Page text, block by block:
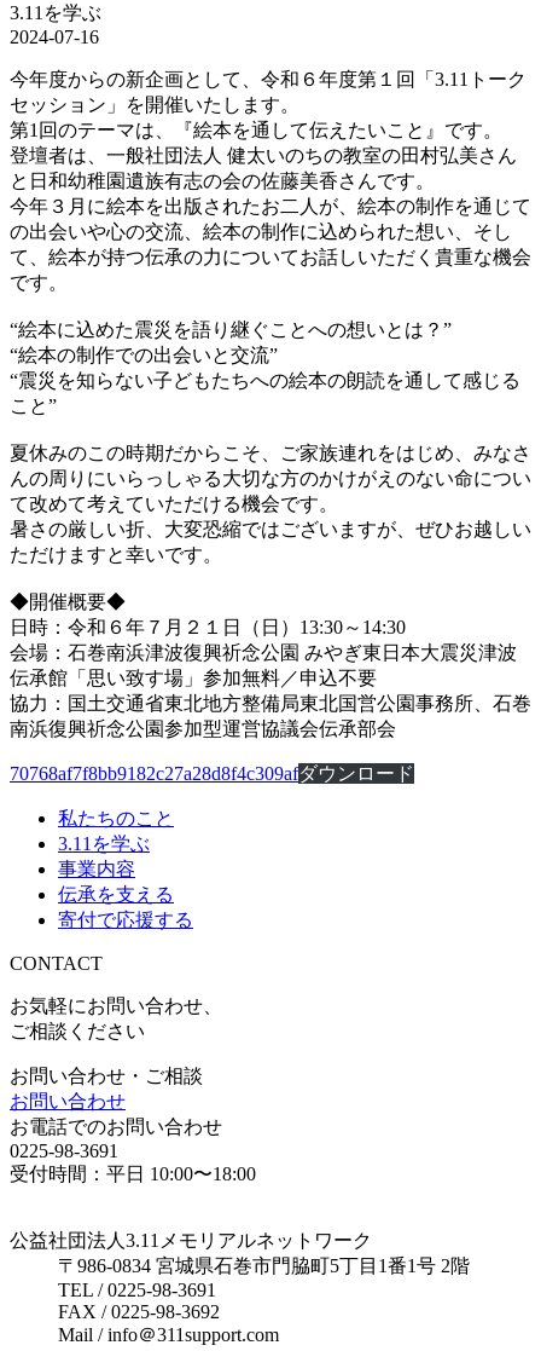
3.11を学ぶ
2024-07-16
今年度からの新企画として、令和６年度第１回「3.11トーク
セッション」を開催いたします。
第1回のテーマは、『絵本を通して伝えたいこと』です。
登壇者は、一般社団法人 健太いのちの教室の田村弘美さん
と日和幼稚園遺族有志の会の佐藤美香さんです。
今年３月に絵本を出版されたお二人が、絵本の制作を通じて
の出会いや心の交流、絵本の制作に込められた想い、そし
て、絵本が持つ伝承の力についてお話しいただく貴重な機会
です。
“絵本に込めた震災を語り継ぐことへの想いとは？”
“絵本の制作での出会いと交流”
“震災を知らない子どもたちへの絵本の朗読を通して感じる
こと”
夏休みのこの時期だからこそ、ご家族連れをはじめ、みなさ
んの周りにいらっしゃる大切な方のかけがえのない命につい
て改めて考えていただける機会です。
暑さの厳しい折、大変恐縮ではございますが、ぜひお越しい
ただけますと幸いです。
◆開催概要◆
日時：令和６年７月２１日（日）13:30～14:30
会場：石巻南浜津波復興祈念公園 みやぎ東日本大震災津波
伝承館「思い致す場」参加無料／申込不要
協力：国土交通省東北地方整備局東北国営公園事務所、石巻
南浜復興祈念公園参加型運営協議会伝承部会
70768af7f8bb9182c27a28d8f4c309afダウンロード
私たちのこと
3.11を学ぶ
事業内容
伝承を支える
寄付で応援する
CONTACT
お気軽にお問い合わせ、
ご相談ください
お問い合わせ・ご相談
お問い合わせ
お電話でのお問い合わせ
0225-98-3691
受付時間：平日 10:00〜18:00
公益社団法人3.11メモリアルネットワーク
〒986-0834 宮城県石巻市門脇町5丁目1番1号 2階
TEL / 0225-98-3691
FAX / 0225-98-3692
Mail / info＠311support.com